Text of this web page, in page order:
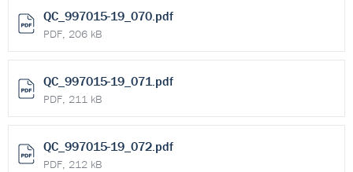
QC_997015-19_070.pdf
PDF, 206 kB
QC_997015-19_071.pdf
PDF, 211 kB
QC_997015-19_072.pdf
PDF, 212 kB